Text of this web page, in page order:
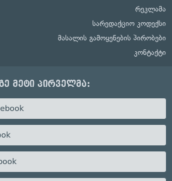
რეკლამა
სარედაქციო კოდექსი
მასალის გამოყენების პირობები
კონტაქტი
მეტი პირველმა: